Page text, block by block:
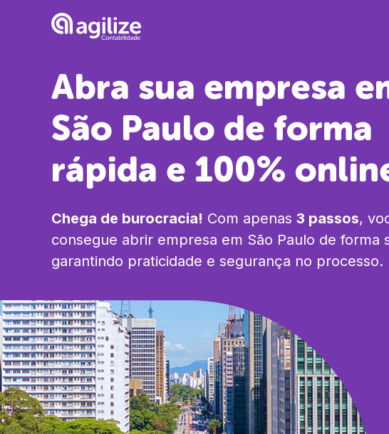
Abra sua empresa
São Paulo de forma
rápida e 100%
Chega de burocracia! Com apenas 3 passos,
consegue abrir empresa em São Paulo de forma
garantindo praticidade e segurança no processo.